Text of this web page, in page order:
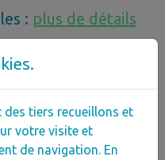
: plus de détails
des tiers recueillons et
votre visite et
de navigation. En